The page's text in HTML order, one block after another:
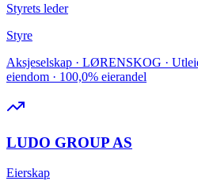
Styrets leder
Styre
Aksjeselskap · LØRENSKOG ·
eiendom · 100,0% eierandel
LUDO GROUP AS
Eierskap